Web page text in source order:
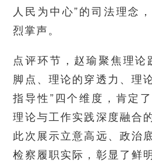
人民为中心”的司法理念
烈掌声。
点评环节，赵瑜聚焦理论
脚点、理论的穿透力、理
指导性”四个维度，肯定
理论与工作实践深度融合
此次展示立意高远、政治
检察履职实际，彰显了鲜